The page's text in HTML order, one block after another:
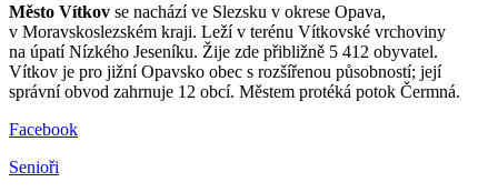
Město Vítkov se nachází ve Slezsku v okrese Opava,
v Moravskoslezském kraji. Leží v terénu Vítkovské vrchoviny
na úpatí Nízkého Jeseníku. Žije zde přibližně 5 412 obyvatel.
Vítkov je pro jižní Opavsko obec s rozšířenou působností; její
správní obvod zahrnuje 12 obcí. Městem protéká potok Čermná.
Facebook
Senioři